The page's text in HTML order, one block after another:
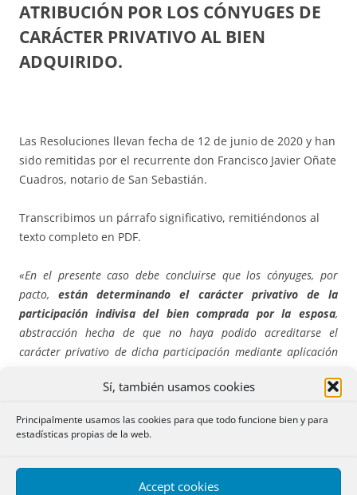
Sí, también usamos cookies
Principalmente usamos las cookies para que todo funcione bien y para
estadísticas propias de la web.
Accept cookies
ATRIBUCIÓN POR LOS CÓNYUGES DE
CARÁCTER PRIVATIVO AL BIEN
ADQUIRIDO.
Las Resoluciones llevan fecha de 12 de junio de 2020 y han
sido remitidas por el recurrente don Francisco Javier Oñate
Cuadros, notario de San Sebastián.
Transcribimos un párrafo significativo, remitiéndonos al
texto completo en PDF.
«En el presente caso debe concluirse que los cónyuges, por
pacto, están determinando el carácter privativo de la
participación indivisa del bien comprada por la esposa,
abstracción hecha de que no haya podido acreditarse el
carácter privativo de dicha participación mediante aplicación
fehaciente del carácterprivativo del dinero empleado (a falta
establecida en el artículo 213 del Código de Derecho Foral de
autonomía de la voluntad, excluyen el juego de la
ganancialidad del artículo 1361 del Código